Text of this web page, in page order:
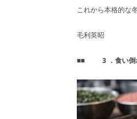
これから本格的な
毛利英昭
■■ 3 ．食い